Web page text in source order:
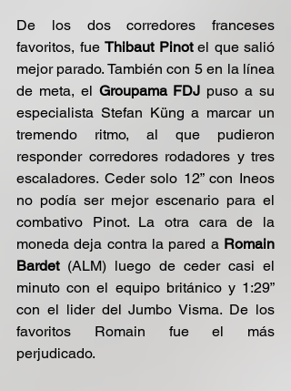
De los dos corredores franceses
favoritos, fue Thibaut Pinot el que salió
mejor parado. También con 5 en la línea
de meta, el Groupama FDJ puso a su
especialista Stefan Küng a marcar un
tremendo ritmo, al que pudieron
responder corredores rodadores y tres
escaladores. Ceder solo 12” con Ineos
no podía ser mejor escenario para el
combativo Pinot. La otra cara de la
moneda deja contra la pared a Romain
Bardet (ALM) luego de ceder casi el
minuto con el equipo británico y 1:29”
con el lider del Jumbo Visma. De los
favoritos Romain fue el más
perjudicado.